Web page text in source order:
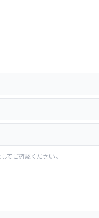
てご確認ください。